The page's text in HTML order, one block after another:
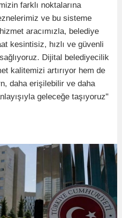
farklı noktalarına
ve bu sisteme
aracımızla, belediye
kesintisiz, hızlı ve güvenli
Dijital belediyecilik
kalitemizi artırıyor hem de
daha erişilebilir ve daha
geleceğe taşıyoruz"